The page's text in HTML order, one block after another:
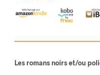
Les romans noirs et/ou